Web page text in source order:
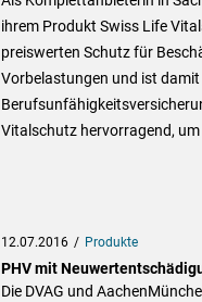
ihrem Produkt Swiss Life
preiswerten Schutz für
Vorbelastungen und ist
Vitalschutz hervorragend,
12.07.2016 Produkte
PHV mit
Die DVAG und